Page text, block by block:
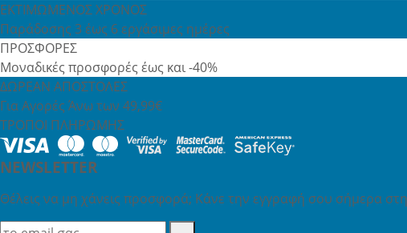
ΕΚΤΙΜΩΜΕΝΟΣ ΧΡΟΝΟΣ
Παράδοσης 3 έως 6 εργάσιμες ημέρες
ΠΡΟΣΦΟΡΕΣ
Μοναδικές προσφορές έως και -40%
ΔΩΡΕΑΝ ΑΠΟΣΤΟΛΕΣ
Για Αγορές Άνω των 49,99€
ΤΡΟΠΟΙ ΠΛΗΡΩΜΗΣ
NEWSLETTER
Θέλεις να μη χάνεις προσφορά; Κάνε την εγγραφή σου σήμερα